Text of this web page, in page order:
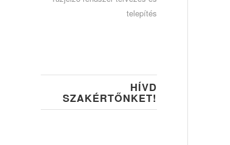
telepítés
HÍVD
SZAKÉRTŐNKET!